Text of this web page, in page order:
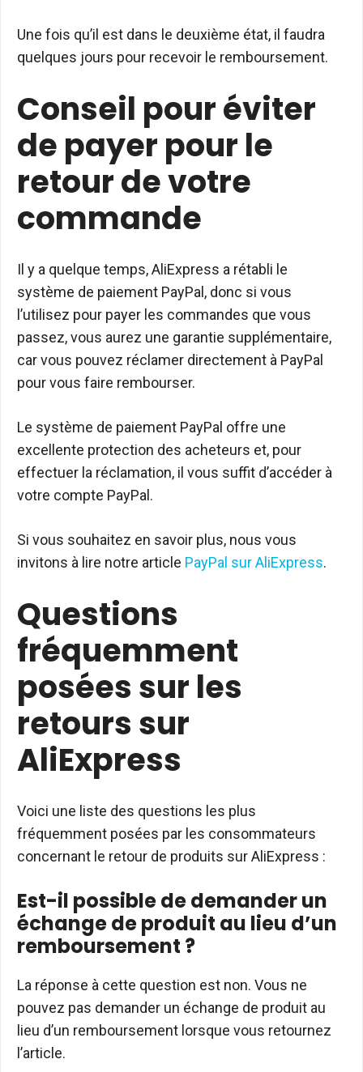
Une fois qu’il est dans le deuxième état, il faudra
quelques jours pour recevoir le remboursement.
Conseil pour éviter
de payer pour le
retour de votre
commande
Il y a quelque temps, AliExpress a rétabli le
système de paiement PayPal, donc si vous
l’utilisez pour payer les commandes que vous
passez, vous aurez une garantie supplémentaire,
car vous pouvez réclamer directement à PayPal
pour vous faire rembourser.
Le système de paiement PayPal offre une
excellente protection des acheteurs et, pour
effectuer la réclamation, il vous suffit d’accéder à
votre compte PayPal.
Si vous souhaitez en savoir plus, nous vous
invitons à lire notre article PayPal sur AliExpress.
Questions
fréquemment
posées sur les
retours sur
AliExpress
Voici une liste des questions les plus
fréquemment posées par les consommateurs
concernant le retour de produits sur AliExpress :
Est-il possible de demander un
échange de produit au lieu d’un
remboursement ?
La réponse à cette question est non. Vous ne
pouvez pas demander un échange de produit au
lieu d’un remboursement lorsque vous retournez
l’article.